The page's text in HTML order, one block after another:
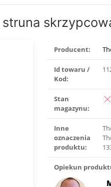
Producent:
Id towaru /
Kod:
Stan
magazynu:
Inne
oznaczenia
produktu:
Opiekun